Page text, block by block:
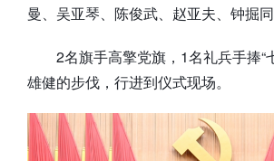
曼、吴亚琴、陈俊武、赵亚夫、钟掘同
2名旗手高擎党旗，1名礼兵手捧“
雄健的步伐，行进到仪式现场。